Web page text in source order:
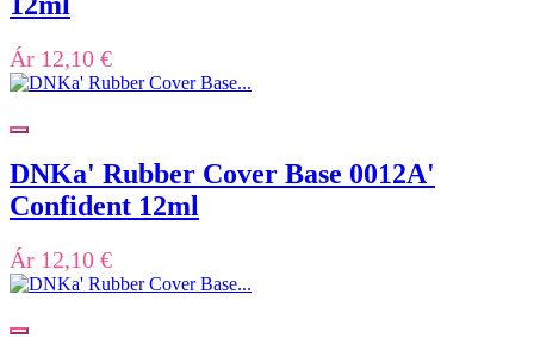
Ár 12,10 €
DNKa' Rubber Cover Base 0012A'
Confident 12ml
Ár 12,10 €